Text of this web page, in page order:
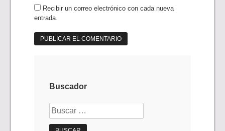
Recibir un correo electrónico con cada nueva
entrada.
Buscador
Buscar: